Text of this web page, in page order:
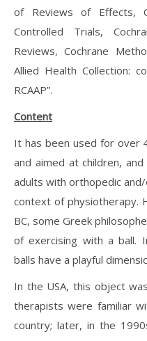
of Reviews of Effects,
Controlled Trials,
Reviews, Cochrane
Allied Health Collection:
RCAAP”.
Content
It has been used for over
and aimed at children,
adults with orthopedic
context of physiotherapy.
BC, some Greek
of exercising with a ball.
balls have a playful
In the USA, this object
therapists were familiar
country; later, in the